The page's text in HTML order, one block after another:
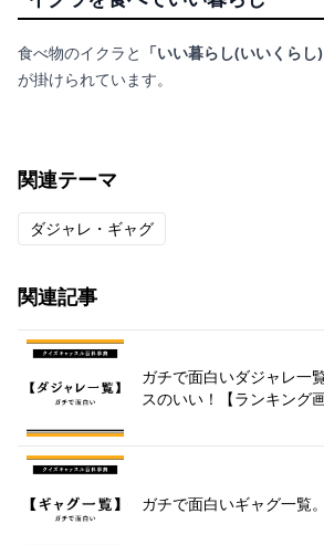
食べ物のイクラと 「いい暮らし(いいくらし)
が掛けられています。
関連テーマ
ダジャレ・ギャグ
関連記事
ガチで面白いダジャレ一
スのいい！【ランキング
ガチで面白いギャグ一覧